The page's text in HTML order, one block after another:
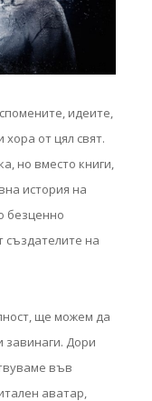
идеите,
от цял свят.
но вместо книги,
история на
безценно
създателите на
ще можем да
завинаги. Дори
във
аватар,